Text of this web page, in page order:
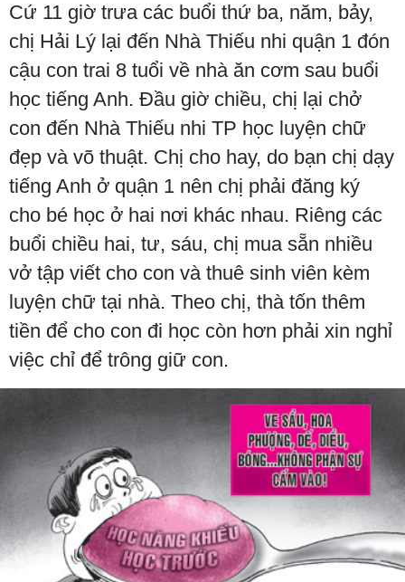
Cứ 11 giờ trưa các buổi thứ ba, năm, bảy,
chị Hải Lý lại đến Nhà Thiếu nhi quận 1 đón
cậu con trai 8 tuổi về nhà ăn cơm sau buổi
học tiếng Anh. Đầu giờ chiều, chị lại chở
con đến Nhà Thiếu nhi TP học luyện chữ
đẹp và võ thuật. Chị cho hay, do bạn chị dạy
tiếng Anh ở quận 1 nên chị phải đăng ký
cho bé học ở hai nơi khác nhau. Riêng các
buổi chiều hai, tư, sáu, chị mua sẵn nhiều
vở tập viết cho con và thuê sinh viên kèm
luyện chữ tại nhà. Theo chị, thà tốn thêm
tiền để cho con đi học còn hơn phải xin nghỉ
việc chỉ để trông giữ con.